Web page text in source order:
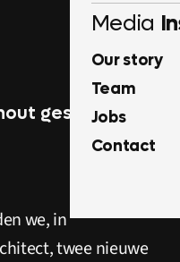
Media
Our story
Team
Jobs
Contact
gesneden
we, in
twee nieuwe